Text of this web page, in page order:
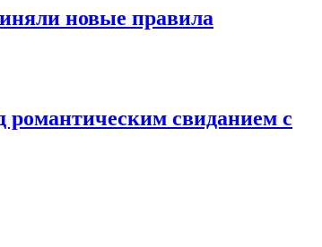
новые правила
романтическим свиданием с